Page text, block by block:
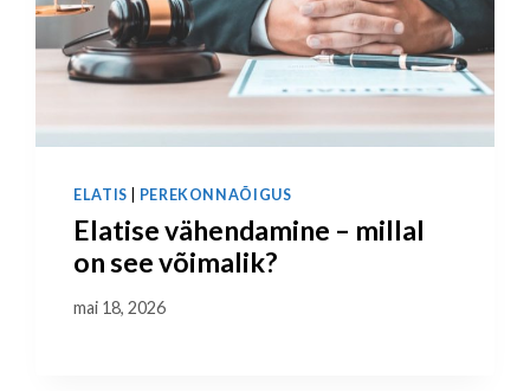
ELATIS PEREKONNAÕIGUS
Elatise vähendamine – millal
on see võimalik?
mai 18, 2026